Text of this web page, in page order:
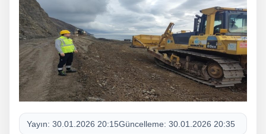
Yayın: 30.01.2026 20:15Güncelleme: 30.01.2026 20:35